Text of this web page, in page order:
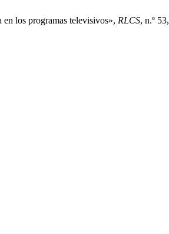
los programas televisivos», RLCS, n.º